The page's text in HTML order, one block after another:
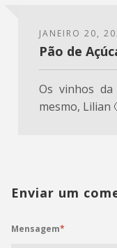
JANEIRO 20,
Pão de
Os vinhos da
mesmo, Lilian
Enviar um
Mensagem*